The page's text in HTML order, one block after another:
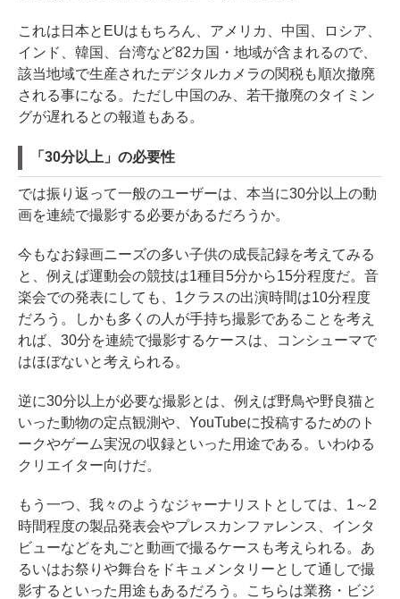
これは日本とEUはもちろん、アメリカ、中国、ロシア、
インド、韓国、台湾など82カ国・地域が含まれるので、
該当地域で生産されたデジタルカメラの関税も順次撤廃
される事になる。ただし中国のみ、若干撤廃のタイミン
グが遅れるとの報道もある。
「30分以上」の必要性
では振り返って一般のユーザーは、本当に30分以上の動
画を連続で撮影する必要があるだろうか。
今もなお録画ニーズの多い子供の成長記録を考えてみる
と、例えば運動会の競技は1種目5分から15分程度だ。音
楽会での発表にしても、1クラスの出演時間は10分程度
だろう。しかも多くの人が手持ち撮影であることを考え
れば、30分を連続で撮影するケースは、コンシューマで
はほぼないと考えられる。
逆に30分以上が必要な撮影とは、例えば野鳥や野良猫と
いった動物の定点観測や、YouTubeに投稿するためのト
ークやゲーム実況の収録といった用途である。いわゆる
クリエイター向けだ。
もう一つ、我々のようなジャーナリストとしては、1～2
時間程度の製品発表会やプレスカンファレンス、インタ
ビューなどを丸ごと動画で撮るケースも考えられる。あ
るいはお祭りや舞台をドキュメンタリーとして通しで撮
影するといった用途もあるだろう。こちらは業務・ビジ